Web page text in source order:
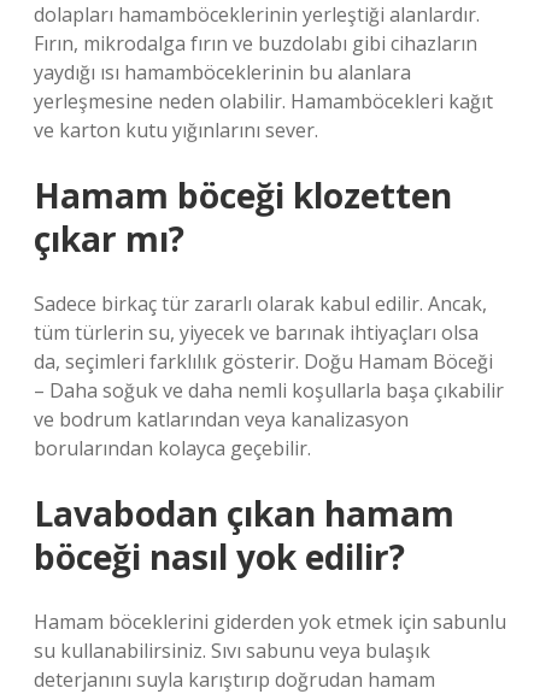
dolapları hamamböceklerinin yerleştiği alanlardır.
Fırın, mikrodalga fırın ve buzdolabı gibi cihazların
yaydığı ısı hamamböceklerinin bu alanlara
yerleşmesine neden olabilir. Hamamböcekleri kağıt
ve karton kutu yığınlarını sever.
Hamam böceği klozetten
çıkar mı?
Sadece birkaç tür zararlı olarak kabul edilir. Ancak,
tüm türlerin su, yiyecek ve barınak ihtiyaçları olsa
da, seçimleri farklılık gösterir. Doğu Hamam Böceği
– Daha soğuk ve daha nemli koşullarla başa çıkabilir
ve bodrum katlarından veya kanalizasyon
borularından kolayca geçebilir.
Lavabodan çıkan hamam
böceği nasıl yok edilir?
Hamam böceklerini giderden yok etmek için sabunlu
su kullanabilirsiniz. Sıvı sabunu veya bulaşık
deterjanını suyla karıştırıp doğrudan hamam